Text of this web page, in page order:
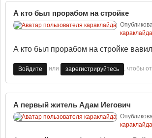
А кто был прорабом на стройке
караклайда
А кто был прорабом на стройке
Войдите или зарегистрируйтесь , чтобы
А первый житель Адам Иегович
караклайда